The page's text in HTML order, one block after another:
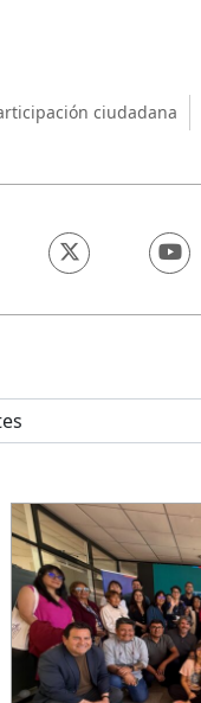
ciudadana